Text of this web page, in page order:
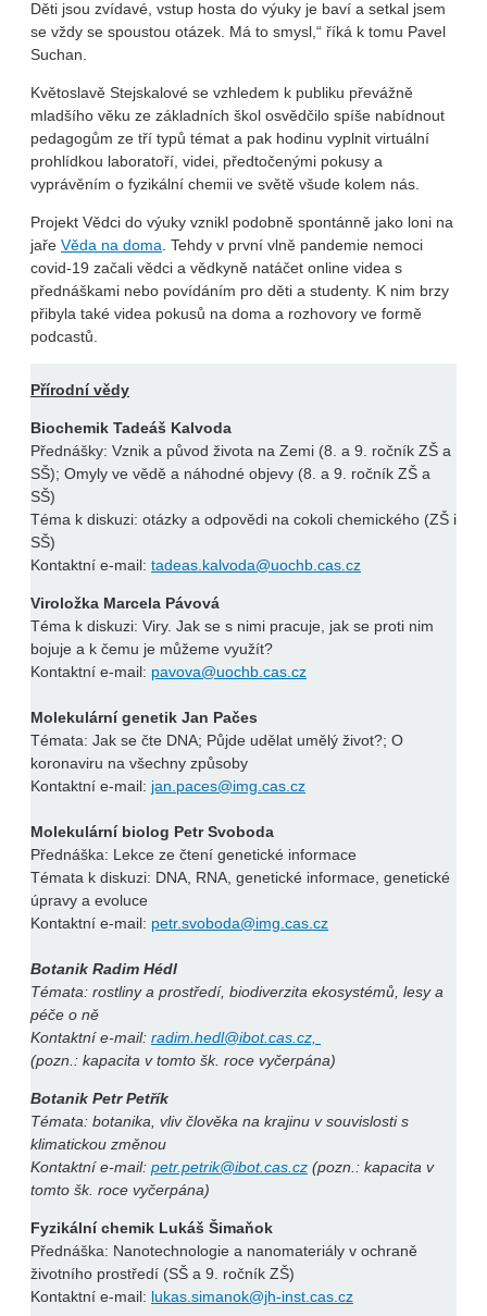
Děti jsou zvídavé, vstup hosta do výuky je baví a setkal jsem
se vždy se spoustou otázek. Má to smysl,“ říká k tomu Pavel
Suchan.
Květoslavě Stejskalové se vzhledem k publiku převážně
mladšího věku ze základních škol osvědčilo spíše nabídnout
pedagogům ze tří typů témat a pak hodinu vyplnit virtuální
prohlídkou laboratoří, videi, předtočenými pokusy a
vyprávěním o fyzikální chemii ve světě všude kolem nás.
Projekt Vědci do výuky vznikl podobně spontánně jako loni na
jaře Věda na doma. Tehdy v první vlně pandemie nemoci
covid-19 začali vědci a vědkyně natáčet online videa s
přednáškami nebo povídáním pro děti a studenty. K nim brzy
přibyla také videa pokusů na doma a rozhovory ve formě
podcastů.
Přírodní vědy
Biochemik Tadeáš Kalvoda
Přednášky: Vznik a původ života na Zemi (8. a 9. ročník ZŠ a
SŠ); Omyly ve vědě a náhodné objevy (8. a 9. ročník ZŠ a
SŠ)
Téma k diskuzi: otázky a odpovědi na cokoli chemického (ZŠ i
SŠ)
Kontaktní e-mail: tadeas.kalvoda@uochb.cas.cz
Viroložka Marcela Pávová
Téma k diskuzi: Viry. Jak se s nimi pracuje, jak se proti nim
bojuje a k čemu je můžeme využít?
Kontaktní e-mail: pavova@uochb.cas.cz
Molekulární genetik Jan Pačes
Témata: Jak se čte DNA; Půjde udělat umělý život?; O
koronaviru na všechny způsoby
Kontaktní e-mail: jan.paces@img.cas.cz
Molekulární biolog Petr Svoboda
Přednáška: Lekce ze čtení genetické informace
Témata k diskuzi: DNA, RNA, genetické informace, genetické
úpravy a evoluce
Kontaktní e-mail: petr.svoboda@img.cas.cz
Botanik Radim Hédl
Témata: rostliny a prostředí, biodiverzita ekosystémů, lesy a
péče o ně
Kontaktní e-mail: radim.hedl@ibot.cas.cz,
(pozn.: kapacita v tomto šk. roce vyčerpána)
Botanik Petr Petřík
Témata: botanika, vliv člověka na krajinu v souvislosti s
klimatickou změnou
Kontaktní e-mail: petr.petrik@ibot.cas.cz (pozn.: kapacita v
tomto šk. roce vyčerpána)
Fyzikální chemik Lukáš Šimaňok
Přednáška: Nanotechnologie a nanomateriály v ochraně
životního prostředí (SŠ a 9. ročník ZŠ)
Kontaktní e-mail: lukas.simanok@jh-inst.cas.cz